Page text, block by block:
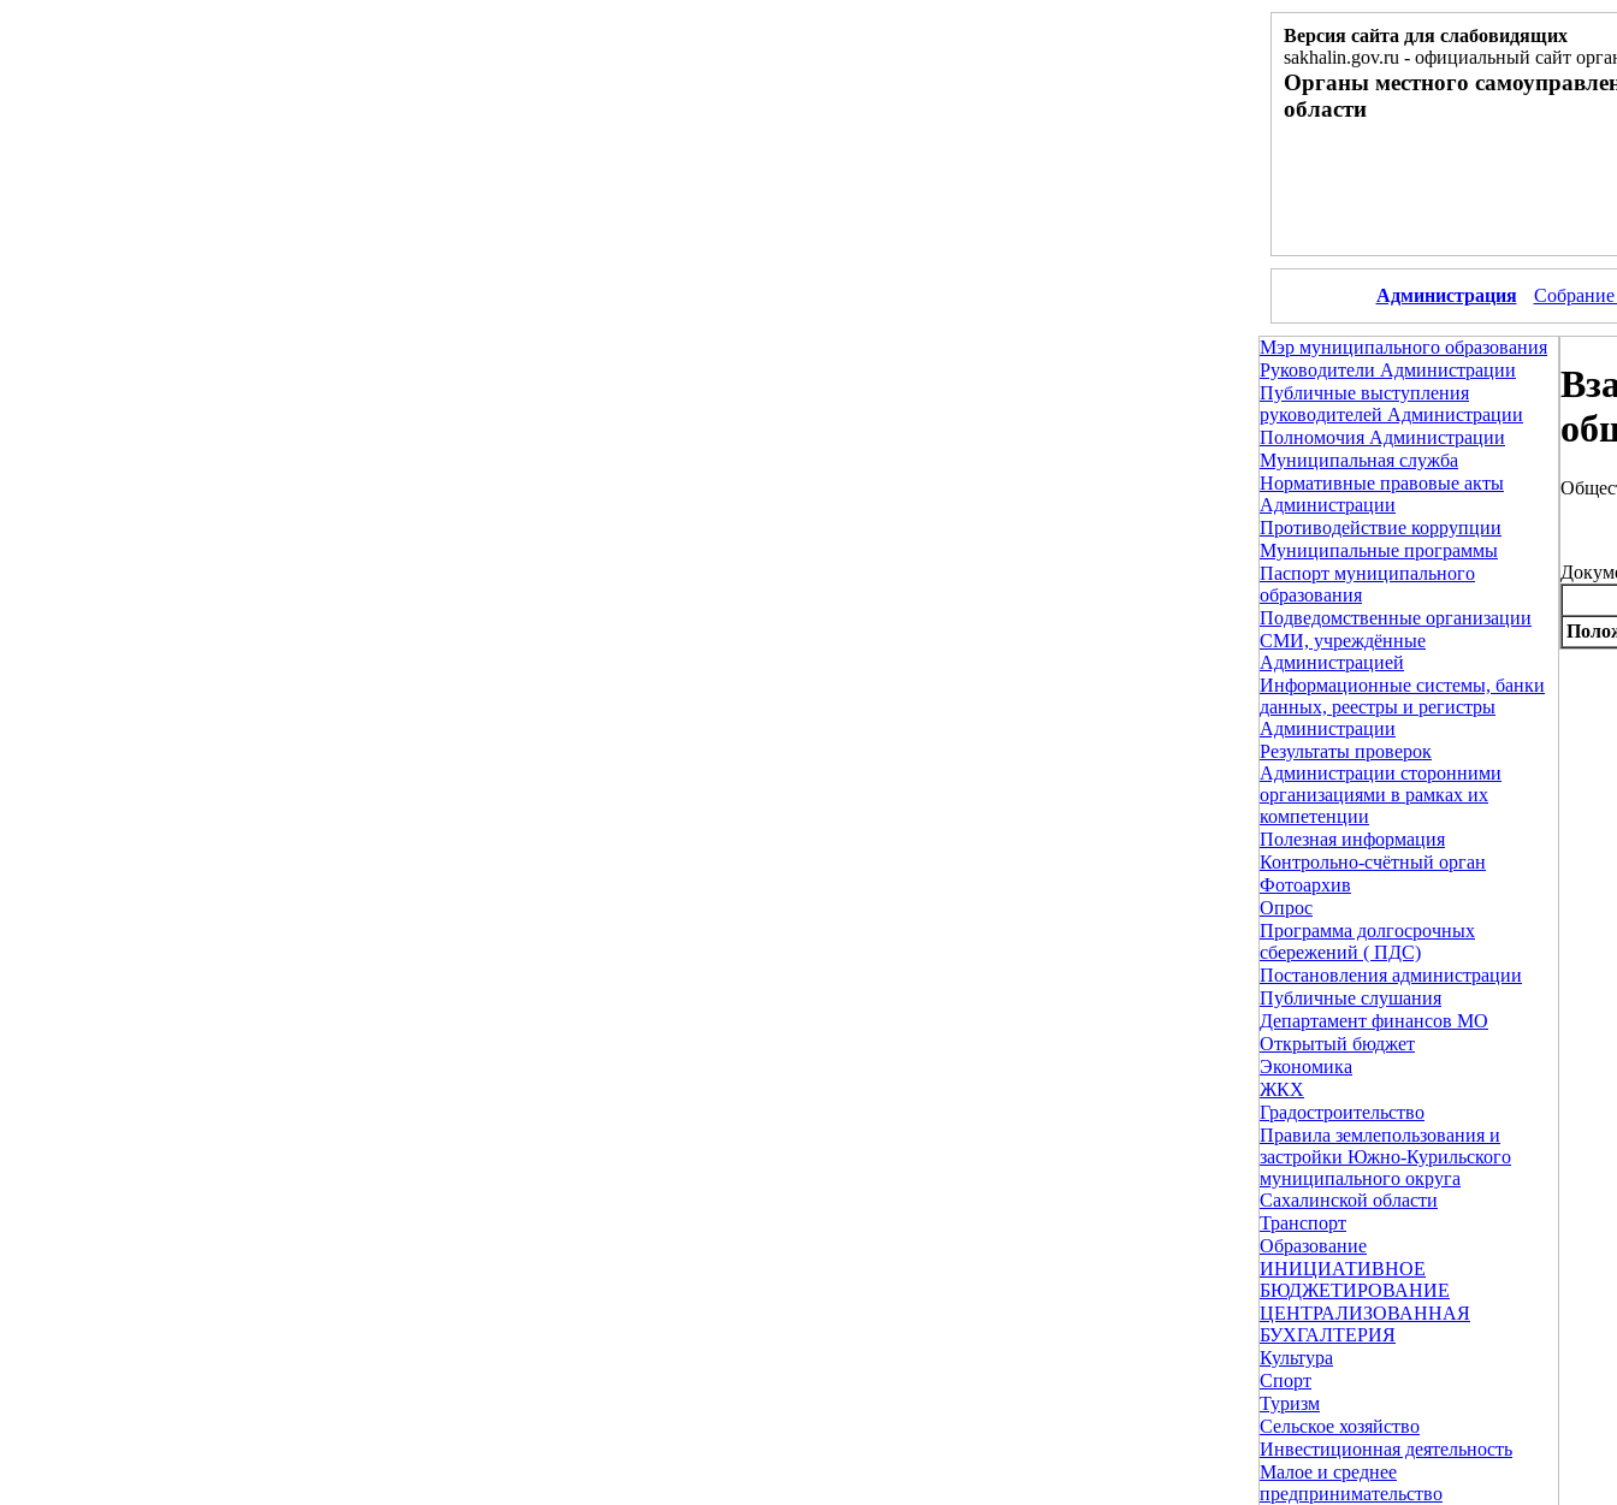
Версия сайта для слабовидящих
sakhalin.gov.ru - официальный сайт
Органы местного
области
Администрация Собрание
Мэр муниципального образования
Руководители Администрации
Публичные выступления
руководителей Администрации
Полномочия Администрации
Муниципальная служба
Нормативные правовые акты
Администрации
Противодействие коррупции
Муниципальные программы
Паспорт муниципального
образования
Подведомственные организации
СМИ, учреждённые
Администрацией
Информационные системы, банки
данных, реестры и регистры
Администрации
Результаты проверок
Администрации сторонними
организациями в рамках их
компетенции
Полезная информация
Контрольно-счётный орган
Фотоархив
Опрос
Программа долгосрочных
сбережений ( ПДС)
Постановления администрации
Публичные слушания
Департамент финансов МО
Открытый бюджет
Экономика
ЖКХ
Градостроительство
Правила землепользования и
застройки Южно-Курильского
муниципального округа
Сахалинской области
Транспорт
Образование
ИНИЦИАТИВНОЕ
БЮДЖЕТИРОВАНИЕ
ЦЕНТРАЛИЗОВАННАЯ
БУХГАЛТЕРИЯ
Культура
Спорт
Туризм
Сельское хозяйство
Инвестиционная деятельность
Малое и среднее
предпринимательство